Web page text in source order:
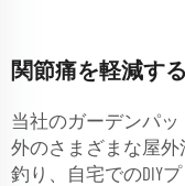
関節痛を軽減す
当社のガーデンパ
外のさまざまな屋外
釣り、自宅でのDIY